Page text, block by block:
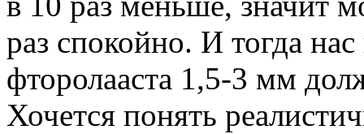
раз спокойно. И тогда
фторолааста 1,5-3 мм
Хочется понять